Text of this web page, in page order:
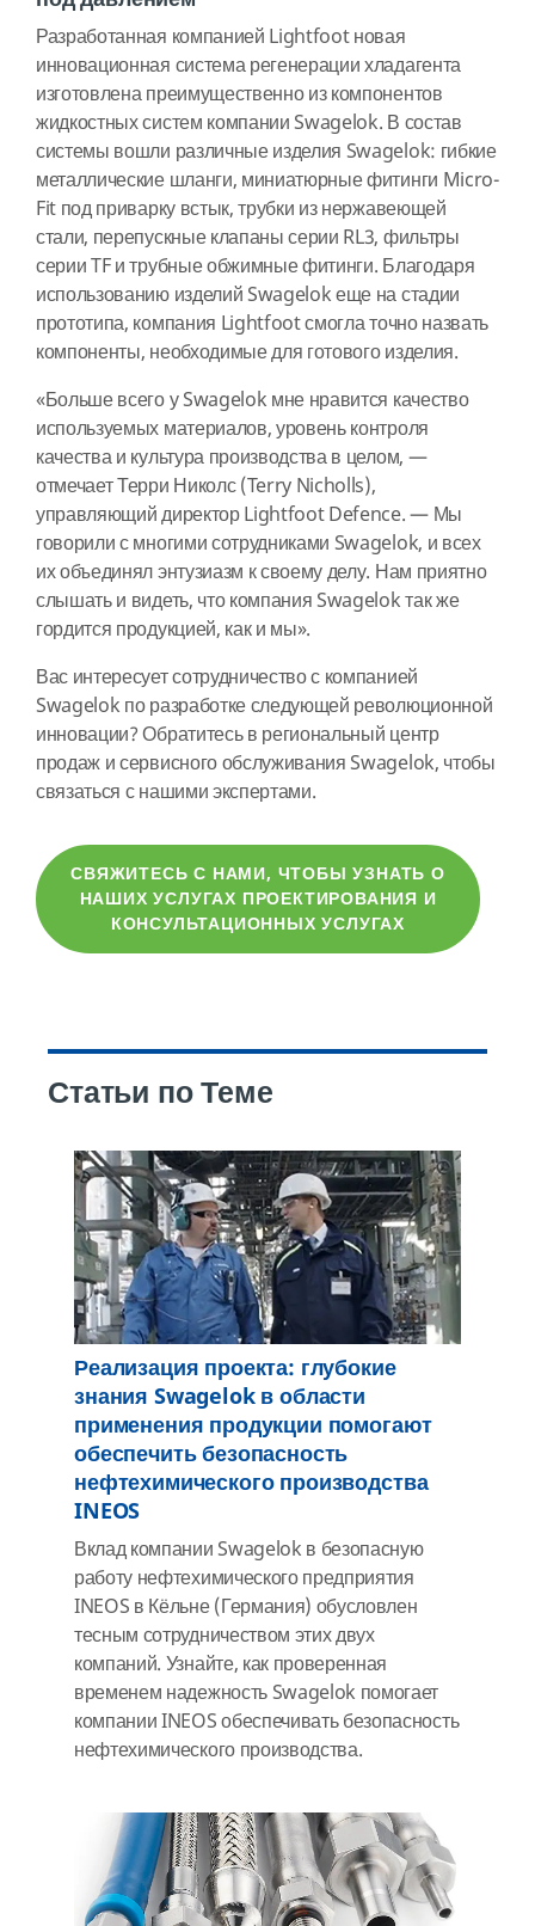
Разработанная компанией Lightfoot новая
инновационная система регенерации хладагента
изготовлена преимущественно из компонентов
жидкостных систем компании Swagelok. В состав
системы вошли различные изделия Swagelok: гибкие
металлические шланги, миниатюрные фитинги Micro-
Fit под приварку встык, трубки из нержавеющей
стали, перепускные клапаны серии RL3, фильтры
серии TF и трубные обжимные фитинги. Благодаря
использованию изделий Swagelok еще на стадии
прототипа, компания Lightfoot смогла точно назвать
компоненты, необходимые для готового изделия.
«Больше всего у Swagelok мне нравится качество
используемых материалов, уровень контроля
качества и культура производства в целом, —
отмечает Терри Николс (Terry Nicholls),
управляющий директор Lightfoot Defence. — Мы
говорили с многими сотрудниками Swagelok, и всех
их объединял энтузиазм к своему делу. Нам приятно
слышать и видеть, что компания Swagelok так же
гордится продукцией, как и мы».
Вас интересует сотрудничество с компанией
Swagelok по разработке следующей революционной
инновации? Обратитесь в региональный центр
продаж и сервисного обслуживания Swagelok, чтобы
связаться с нашими экспертами.
СВЯЖИТЕСЬ С НАМИ, ЧТОБЫ УЗНАТЬ О
НАШИХ УСЛУГАХ ПРОЕКТИРОВАНИЯ И
КОНСУЛЬТАЦИОННЫХ УСЛУГАХ
Статьи по Теме
Реализация проекта: глубокие
знания Swagelok в области
применения продукции помогают
обеспечить безопасность
нефтехимического производства
INEOS
Вклад компании Swagelok в безопасную
работу нефтехимического предприятия
INEOS в Кёльне (Германия) обусловлен
тесным сотрудничеством этих двух
компаний. Узнайте, как проверенная
временем надежность Swagelok помогает
компании INEOS обеспечивать безопасность
нефтехимического производства.